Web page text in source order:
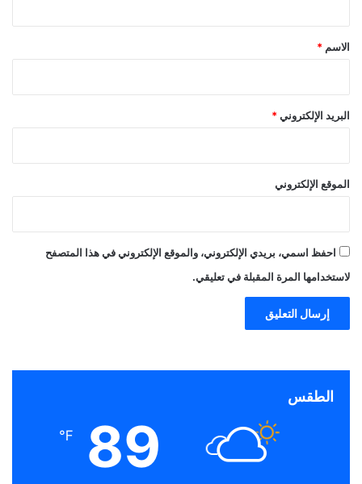
*
الاسم *
البريد الإلكتروني *
الموقع الإلكتروني
احفظ اسمي، بريدي الإلكتروني، والموقع الإلكتروني في هذا المتصفح
لاستخدامها المرة المقبلة في تعليقي.
الطقس
89
℉